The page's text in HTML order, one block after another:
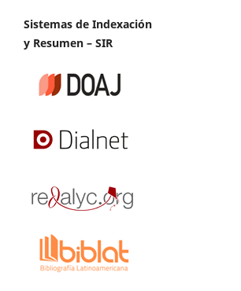
Sistemas de Indexación
y Resumen – SIR